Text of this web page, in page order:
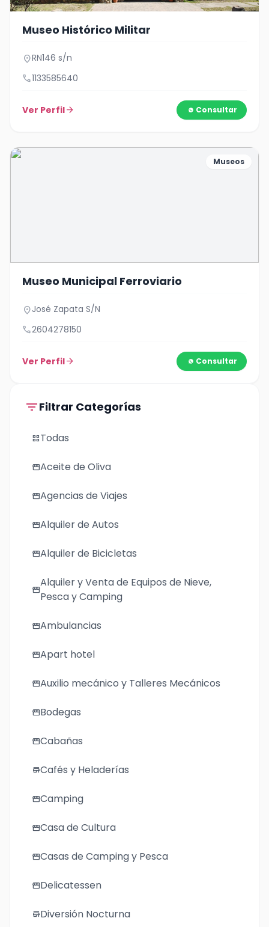
Museo Histórico Militar
location_onRN146 s/n
call1133585640
Ver Perfilarrow_forward Consultar
Museos
Museo Municipal Ferroviario
location_onJosé Zapata S/N
call2604278150
Ver Perfilarrow_forward Consultar
filter_listFiltrar Categorías
grid_viewTodas
storefrontAceite de Oliva
storefrontAgencias de Viajes
storefrontAlquiler de Autos
storefrontAlquiler de Bicicletas
storefront
Alquiler y Venta de Equipos de Nieve,
Pesca y Camping
storefrontAmbulancias
storefrontApart hotel
storefrontAuxilio mecánico y Talleres Mecánicos
storefrontBodegas
storefrontCabañas
storeCafés y Heladerías
storefrontCamping
storefrontCasa de Cultura
storefrontCasas de Camping y Pesca
storefrontDelicatessen
storeDiversión Nocturna